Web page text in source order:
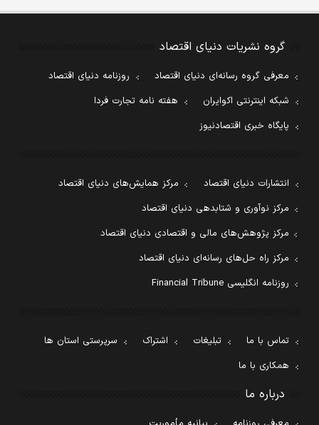
گروه نشریات دنیای اقتصاد
معرفی گروه رسانه‌ای دنیای اقتصاد
روزنامه دنیای اقتصاد
شبکه اینترنتی اکوایران
هفته نامه تجارت فردا
پایگاه خبری اقتصادنیوز
انتشارات دنیای اقتصاد
مرکز همایش‌های دنیای اقتصاد
مرکز نوآوری و شتابدهی دنیای اقتصاد
مرکز پژوهش‌های مالی و اقتصادی دنیای اقتصاد
مرکز راه حل‌های رسانه‌ای دنیای اقتصاد
روزنامه انگلیسی Financial Tribune
تماس با ما تبلیغات اشتراک
سرپرستی استان ها
همکاری با ما
درباره ما